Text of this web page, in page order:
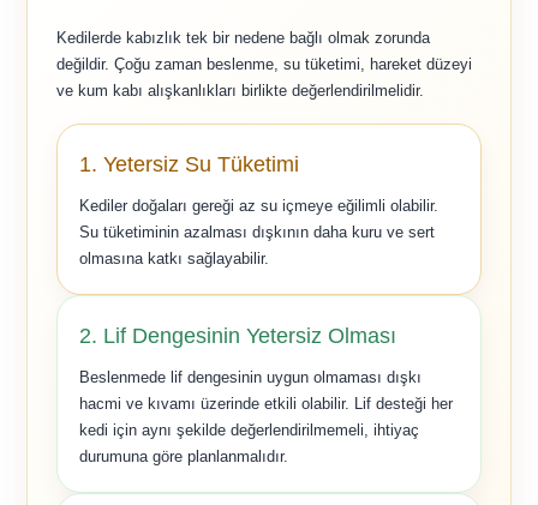
Kedilerde kabızlık tek bir nedene bağlı olmak zorunda
değildir. Çoğu zaman beslenme, su tüketimi, hareket düzeyi
ve kum kabı alışkanlıkları birlikte değerlendirilmelidir.
1. Yetersiz Su Tüketimi
Kediler doğaları gereği az su içmeye eğilimli olabilir.
Su tüketiminin azalması dışkının daha kuru ve sert
olmasına katkı sağlayabilir.
2. Lif Dengesinin Yetersiz Olması
Beslenmede lif dengesinin uygun olmaması dışkı
hacmi ve kıvamı üzerinde etkili olabilir. Lif desteği her
kedi için aynı şekilde değerlendirilmemeli, ihtiyaç
durumuna göre planlanmalıdır.